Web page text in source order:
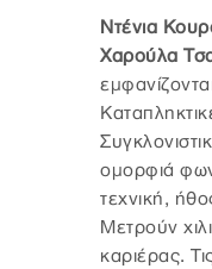
Ντένια
Χαρούλα
ομορφιά
τεχνική,
Μετρούν
καριέρας.